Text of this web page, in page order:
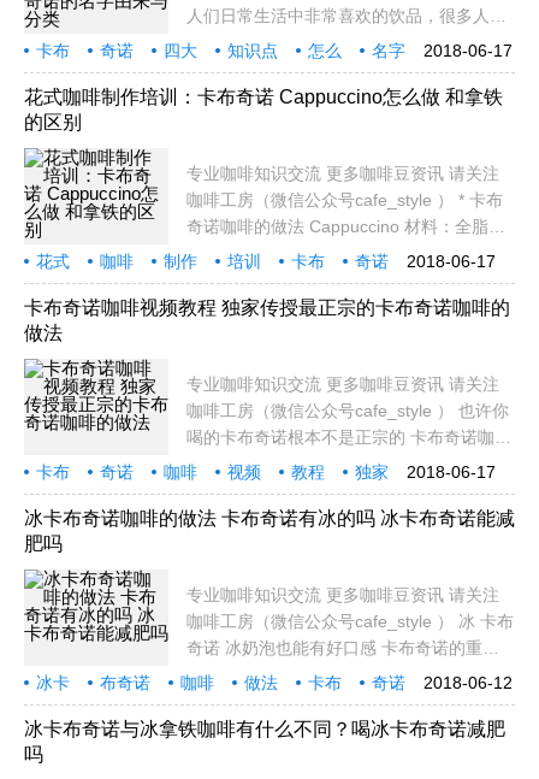
人们日常生活中非常喜欢的饮品，很多人一
天的工作与学习也是从一杯咖啡开始。而咖
啡的种类是比较多的，其中卡布奇诺咖啡更
是深受人们喜爱，今天就为大家介绍一下布
2018-06-17
卡布 奇诺 四大 知识点 怎么
名字
由来
分类 专业 咖啡
花式咖啡制作培训：卡布奇诺 Cappuccino怎么做 和拿铁
的区别
专业咖啡知识交流 更多咖啡豆资讯 请关注
咖啡工房（微信公众号cafe_style ） * 卡布
奇诺咖啡的做法 Cappuccino 材料：全脂鲜
奶、肉桂粉。 做法： Ａ。冲煮一份
espresso（义式浓缩）。 Ｂ。加上热鲜奶与
鲜奶奶泡，三者比例１：１：１，完成份量
2018-06-17
花式 咖啡 制作 培训 卡布
奇诺
Cappuccino
怎
卡布奇诺咖啡视频教程 独家传授最正宗的卡布奇诺咖啡的
做法
专业咖啡知识交流 更多咖啡豆资讯 请关注
咖啡工房（微信公众号cafe_style ） 也许你
喝的卡布奇诺根本不是正宗的 卡布奇诺咖啡
的做法 ？ 如果你今天早上喝的那杯卡布奇
诺，其实不是卡布奇诺，那可怎么办？太可
怕了。而更吓人的是：如果你的小白咖啡
2018-06-17
卡布 奇诺 咖啡 视频 教程
独家
传授
正宗 的卡 布奇诺
冰卡布奇诺咖啡的做法 卡布奇诺有冰的吗 冰卡布奇诺能减
肥吗
专业咖啡知识交流 更多咖啡豆资讯 请关注
咖啡工房（微信公众号cafe_style ） 冰 卡布
奇诺 冰奶泡也能有好口感 卡布奇诺的重点
就在绵密口感的奶泡，通常需要灵活操作高
温蒸气设备才能做到，所以通常好奶泡都是
热的。 其实善用手拉式奶泡壶，冰奶泡也能
2018-06-12
冰卡 布奇诺 咖啡 做法 卡布
奇诺
减肥
专业 知识
冰卡布奇诺与冰拿铁咖啡有什么不同？喝冰卡布奇诺减肥
吗